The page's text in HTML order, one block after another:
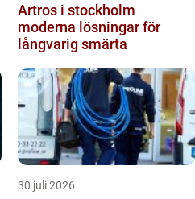
Artros i stockholm
moderna lösningar för
långvarig smärta
30 juli 2026